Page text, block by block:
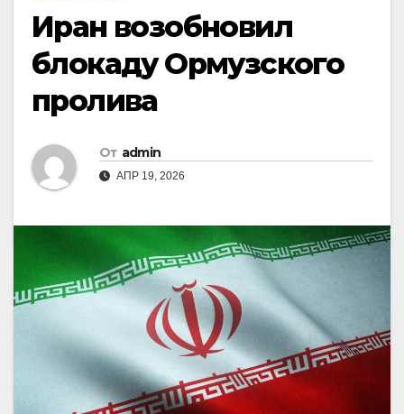
Иран возобновил
блокаду Ормузского
пролива
От admin
АПР 19, 2026